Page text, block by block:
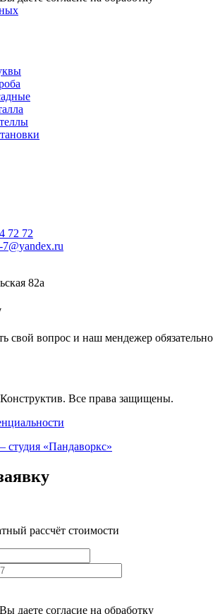
72 72
82а
свой вопрос и наш мендежер обязательно
Все права защищены.
студия «Пандаворкс»
рассчёт стоимости
даете согласие на обработку